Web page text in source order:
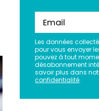
Les données
pour vous envoyer
pouvez à tout
désabonnement
savoir plus dans
confidentialité.